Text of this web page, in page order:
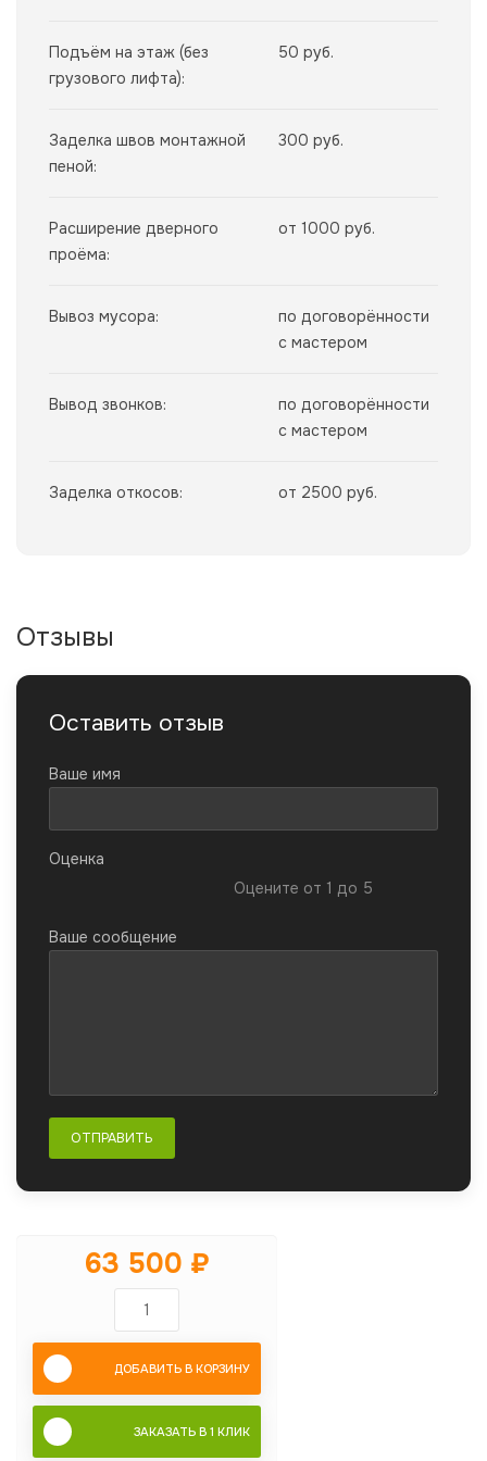
Подъём на этаж (без
грузового лифта):
50 руб.
Заделка швов монтажной
пеной:
300 руб.
Расширение дверного
проёма:
от 1000 руб.
Вывоз мусора:
по договорённости
с мастером
Вывод звонков:
по договорённости
с мастером
Заделка откосов: от 2500 руб.
Отзывы
Оставить отзыв
Ваше имя
Оценка
Оцените от 1 до 5
Ваше сообщение
63 500 ₽
ДОБАВИТЬ В КОРЗИНУ
ЗАКАЗАТЬ В 1 КЛИК